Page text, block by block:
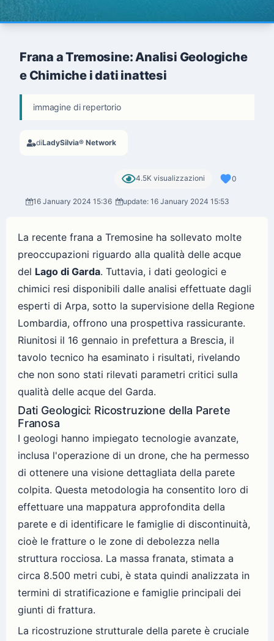
Frana a Tremosine: Analisi Geologiche
e Chimiche i dati inattesi
immagine di repertorio
diLadySilvia® Network
4.5K visualizzazioni 0
16 January 2024 15:36 update: 16 January 2024 15:53
La recente frana a Tremosine ha sollevato molte
preoccupazioni riguardo alla qualità delle acque
del Lago di Garda. Tuttavia, i dati geologici e
chimici resi disponibili dalle analisi effettuate dagli
esperti di Arpa, sotto la supervisione della Regione
Lombardia, offrono una prospettiva rassicurante.
Riunitosi il 16 gennaio in prefettura a Brescia, il
tavolo tecnico ha esaminato i risultati, rivelando
che non sono stati rilevati parametri critici sulla
qualità delle acque del Garda.
Dati Geologici: Ricostruzione della Parete
Franosa
I geologi hanno impiegato tecnologie avanzate,
inclusa l'operazione di un drone, che ha permesso
di ottenere una visione dettagliata della parete
colpita. Questa metodologia ha consentito loro di
effettuare una mappatura approfondita della
parete e di identificare le famiglie di discontinuità,
cioè le fratture o le zone di debolezza nella
struttura rocciosa. La massa franata, stimata a
circa 8.500 metri cubi, è stata quindi analizzata in
termini di stratificazione e famiglie principali dei
giunti di frattura.
La ricostruzione strutturale della parete è cruciale